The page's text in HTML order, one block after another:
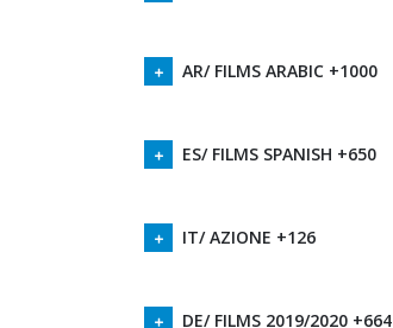
AR/ FILMS ARABIC +1000
ES/ FILMS SPANISH +650
IT/ AZIONE +126
DE/ FILMS 2019/2020 +664